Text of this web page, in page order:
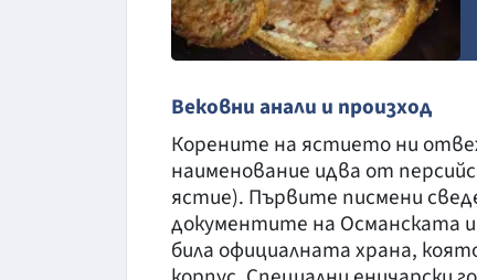
Вековни анали и произход
Корените на ястието ни
наименование идва от
ястие). Първите писмени
документите на Османската
била официалната храна,